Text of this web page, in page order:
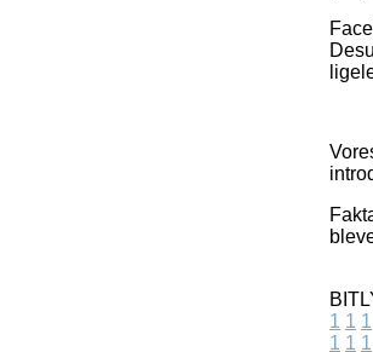
1 1 1
1 1 1